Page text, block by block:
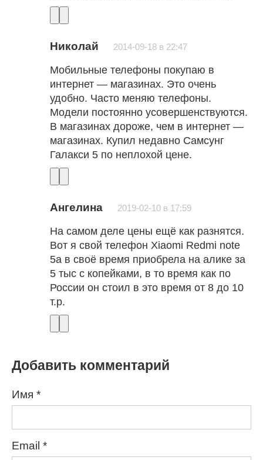
Николай 2014-09-18 в 22:47
Мобильные телефоны покупаю в
интернет — магазинах. Это очень
удобно. Часто меняю телефоны.
Модели постоянно усовершенствуются.
В магазинах дороже, чем в интернет —
магазинах. Купил недавно Самсунг
Галакси 5 по неплохой цене.
Ангелина 2019-02-10 в 17:59
На самом деле цены ещё как разнятся.
Вот я свой телефон Xiaomi Redmi note
5a в своё время приобрела на алике за
5 тыс с копейками, в то время как по
России он стоил в это время от 8 до 10
т.р.
Добавить комментарий
Имя *
Email *